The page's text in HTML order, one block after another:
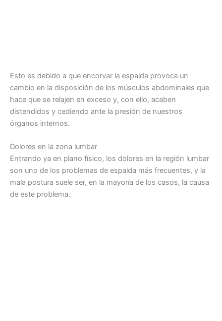
Esto es debido a que encorvar la espalda provoca un
cambio en la disposición de los músculos abdominales que
hace que se relajen en exceso y, con ello, acaben
distendidos y cediendo ante la presión de nuestros
órganos internos.
Dolores en la zona lumbar
Entrando ya en plano físico, los dolores en la región lumbar
son uno de los problemas de espalda más frecuentes, y la
mala postura suele ser, en la mayoría de los casos, la causa
de este problema.